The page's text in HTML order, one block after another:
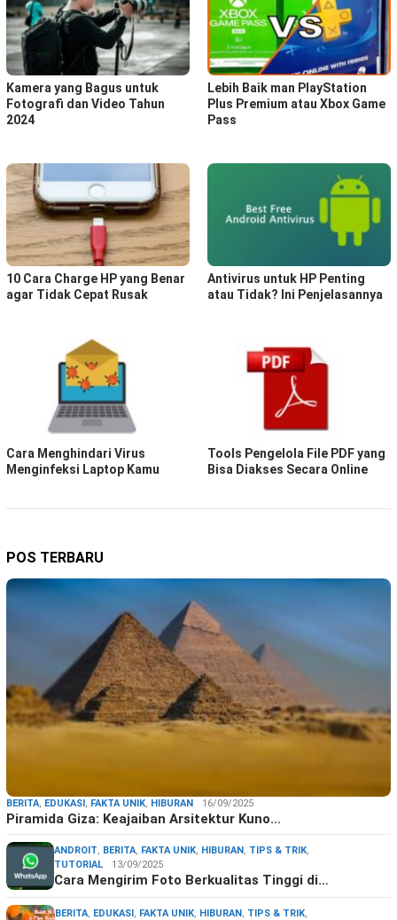
Kamera yang Bagus untuk
Fotografi dan Video Tahun
2024
Lebih Baik man PlayStation
Plus Premium atau Xbox Game
Pass
10 Cara Charge HP yang Benar
agar Tidak Cepat Rusak
Antivirus untuk HP Penting
atau Tidak? Ini Penjelasannya
Cara Menghindari Virus
Menginfeksi Laptop Kamu
Tools Pengelola File PDF yang
Bisa Diakses Secara Online
POS TERBARU
BERITA, EDUKASI, FAKTA UNIK, HIBURAN 16/09/2025
Piramida Giza: Keajaiban Arsitektur Kuno…
ANDROIT, BERITA, FAKTA UNIK, HIBURAN, TIPS & TRIK,
TUTORIAL
13/09/2025
Cara Mengirim Foto Berkualitas Tinggi di…
BERITA, EDUKASI, FAKTA UNIK, HIBURAN, TIPS & TRIK,